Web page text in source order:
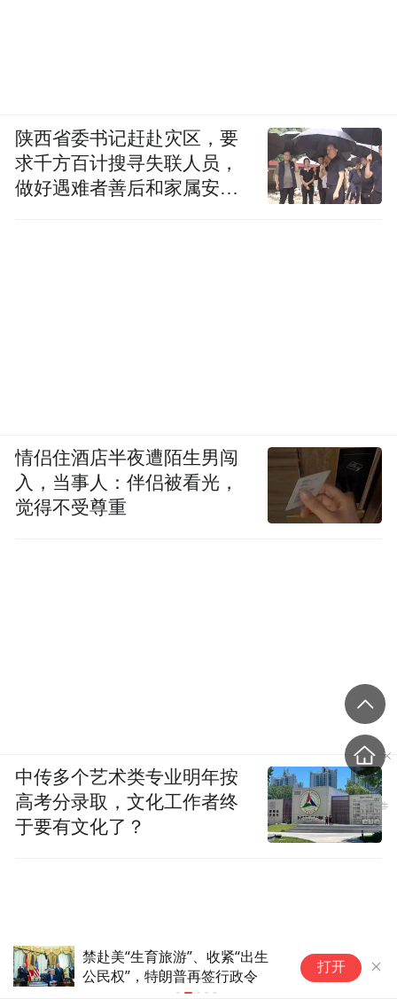
禁赴美“生育旅游”、收紧“出生
公民权”，特朗普再签行政令
打开
陕西省委书记赶赴灾区，要
求千方百计搜寻失联人员，
做好遇难者善后和家属安抚
情侣住酒店半夜遭陌生男闯
入，当事人：伴侣被看光，
觉得不受尊重
中传多个艺术类专业明年按
高考分录取，文化工作者终
于要有文化了？